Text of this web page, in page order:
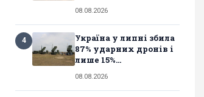
08.08.2026
4
Україна у липні збила
87% ударних дронів і
лише 15%...
08.08.2026